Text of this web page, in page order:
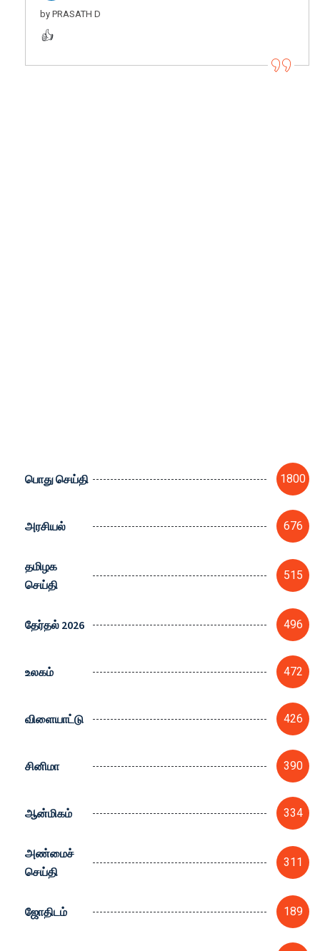
by PRASATH D
👍
பொது செய்தி 1800
அரசியல் 676
தமிழக
செய்தி
515
தேர்தல் 2026 496
உலகம் 472
விளையாட்டு 426
சினிமா 390
ஆன்மிகம் 334
அண்மைச்
செய்தி
311
ஜோதிடம் 189